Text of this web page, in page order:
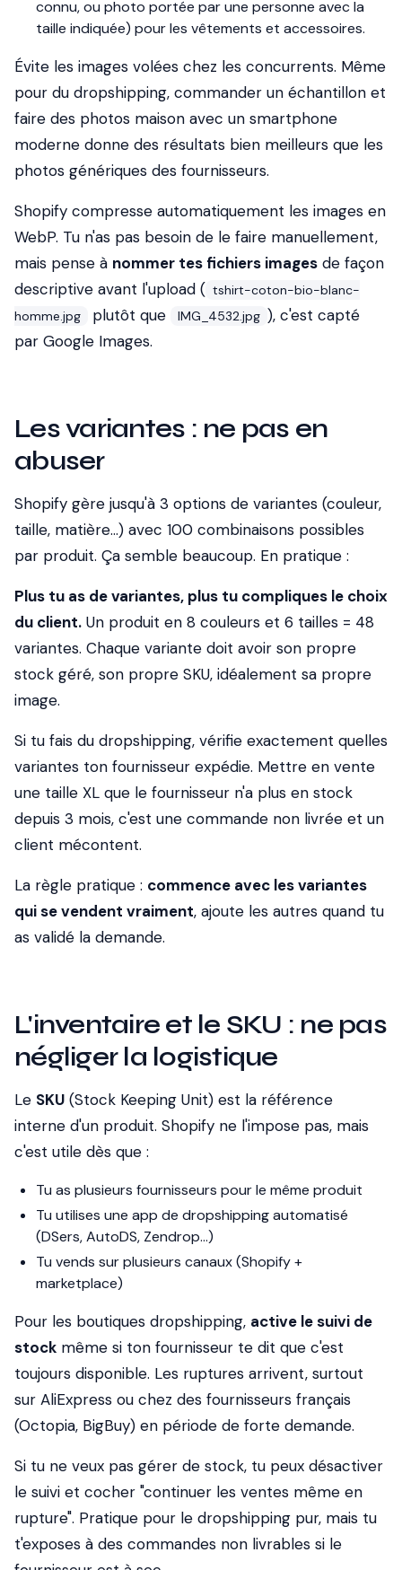
connu, ou photo portée par une personne avec la
taille indiquée) pour les vêtements et accessoires.
Évite les images volées chez les concurrents. Même
pour du dropshipping, commander un échantillon et
faire des photos maison avec un smartphone
moderne donne des résultats bien meilleurs que les
photos génériques des fournisseurs.
Shopify compresse automatiquement les images en
WebP. Tu n'as pas besoin de le faire manuellement,
mais pense à nommer tes fichiers images de façon
descriptive avant l'upload ( tshirt-coton-bio-blanc-
homme.jpg
plutôt que IMG_4532.jpg ), c'est capté
par Google Images.
Les variantes : ne pas en
abuser
Shopify gère jusqu'à 3 options de variantes (couleur,
taille, matière…) avec 100 combinaisons possibles
par produit. Ça semble beaucoup. En pratique :
Plus tu as de variantes, plus tu compliques le choix
du client. Un produit en 8 couleurs et 6 tailles = 48
variantes. Chaque variante doit avoir son propre
stock géré, son propre SKU, idéalement sa propre
image.
Si tu fais du dropshipping, vérifie exactement quelles
variantes ton fournisseur expédie. Mettre en vente
une taille XL que le fournisseur n'a plus en stock
depuis 3 mois, c'est une commande non livrée et un
client mécontent.
La règle pratique : commence avec les variantes
qui se vendent vraiment, ajoute les autres quand tu
as validé la demande.
L'inventaire et le SKU : ne pas
négliger la logistique
Le SKU (Stock Keeping Unit) est la référence
interne d'un produit. Shopify ne l'impose pas, mais
c'est utile dès que :
Tu as plusieurs fournisseurs pour le même produit
Tu utilises une app de dropshipping automatisé
(DSers, AutoDS, Zendrop…)
Tu vends sur plusieurs canaux (Shopify +
marketplace)
Pour les boutiques dropshipping, active le suivi de
stock même si ton fournisseur te dit que c'est
toujours disponible. Les ruptures arrivent, surtout
sur AliExpress ou chez des fournisseurs français
(Octopia, BigBuy) en période de forte demande.
Si tu ne veux pas gérer de stock, tu peux désactiver
le suivi et cocher "continuer les ventes même en
rupture". Pratique pour le dropshipping pur, mais tu
t'exposes à des commandes non livrables si le